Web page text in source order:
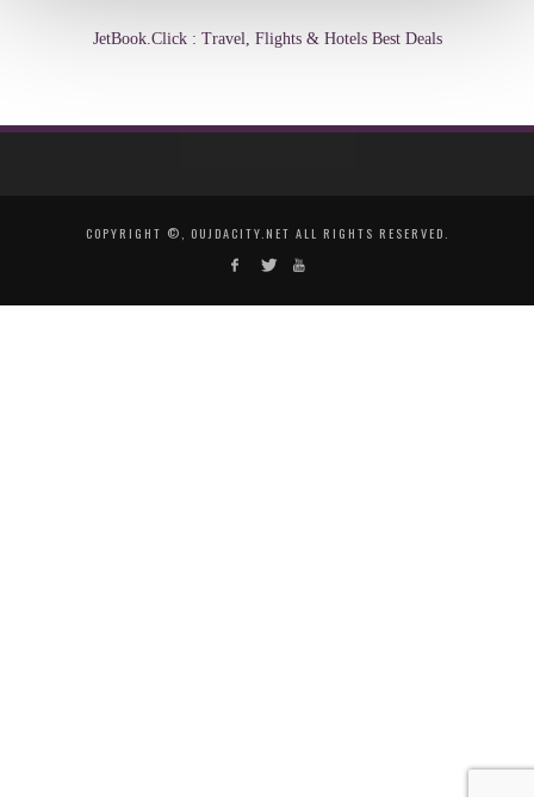
JetBook.Click : Travel, Flights & Hotels Best Deals
COPYRIGHT ©, OUJDACITY.NET ALL RIGHTS RESERVED.